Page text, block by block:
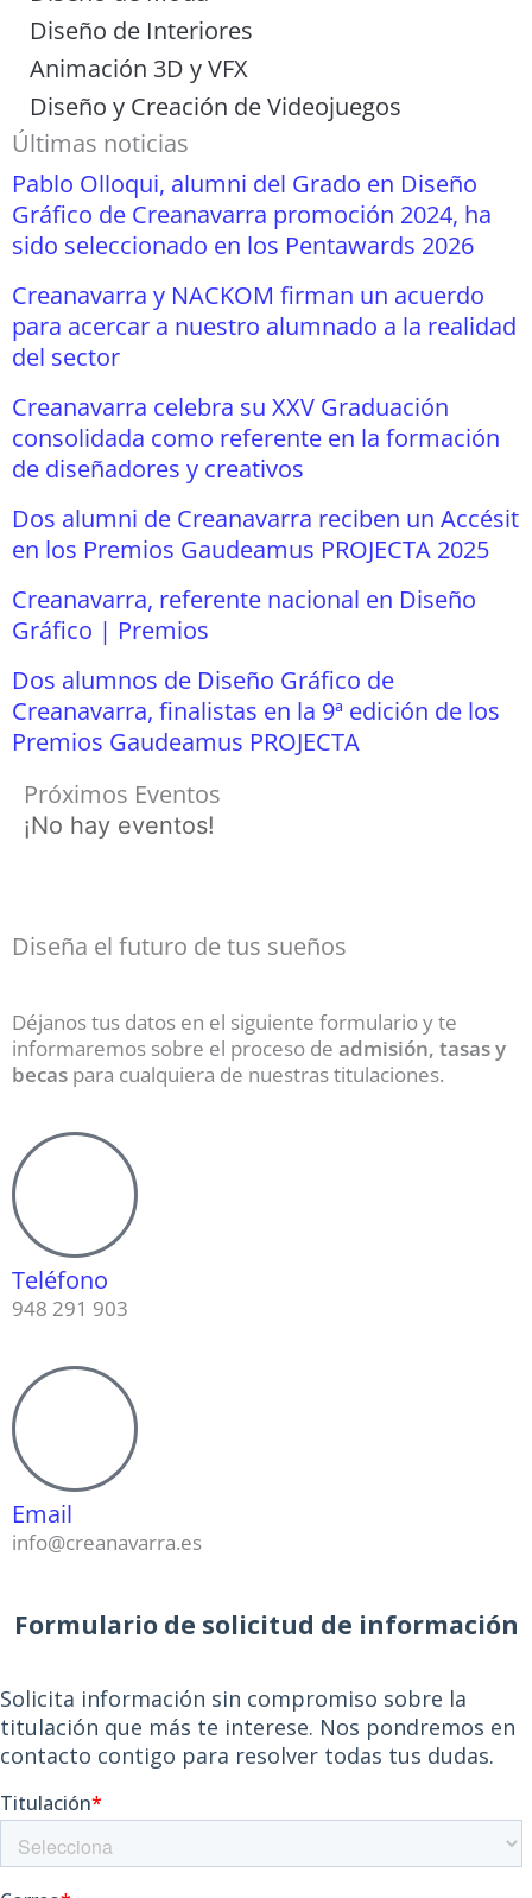
Diseño de Interiores
Animación 3D y VFX
Diseño y Creación de Videojuegos
Últimas noticias
Pablo Olloqui, alumni del Grado en Diseño
Gráfico de Creanavarra promoción 2024, ha
sido seleccionado en los Pentawards 2026
Creanavarra y NACKOM firman un acuerdo
para acercar a nuestro alumnado a la realidad
del sector
Creanavarra celebra su XXV Graduación
consolidada como referente en la formación
de diseñadores y creativos
Dos alumni de Creanavarra reciben un Accésit
en los Premios Gaudeamus PROJECTA 2025
Creanavarra, referente nacional en Diseño
Gráfico | Premios
Dos alumnos de Diseño Gráfico de
Creanavarra, finalistas en la 9ª edición de los
Premios Gaudeamus PROJECTA
Próximos Eventos
¡No hay eventos!
Diseña el futuro de tus sueños
Déjanos tus datos en el siguiente formulario y te
informaremos sobre el proceso de admisión, tasas y
becas para cualquiera de nuestras titulaciones.
Teléfono
948 291 903
Email
info@creanavarra.es